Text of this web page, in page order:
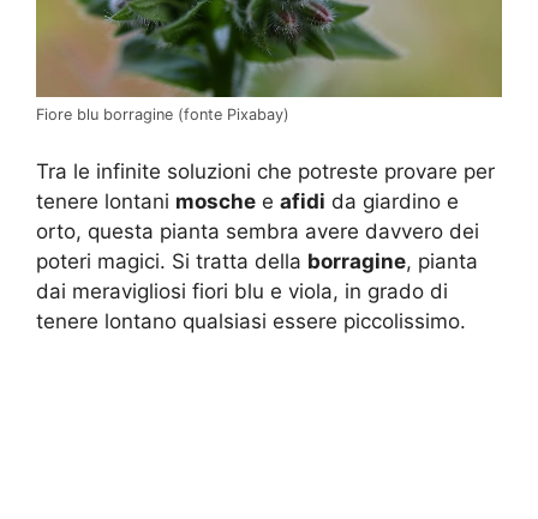
Fiore blu borragine (fonte Pixabay)
Tra le infinite soluzioni che potreste provare per
tenere lontani mosche e afidi da giardino e
orto, questa pianta sembra avere davvero dei
poteri magici. Si tratta della borragine, pianta
dai meravigliosi fiori blu e viola, in grado di
tenere lontano qualsiasi essere piccolissimo.